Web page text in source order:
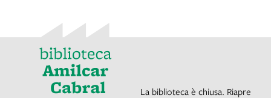
La biblioteca è chiusa. Riapre